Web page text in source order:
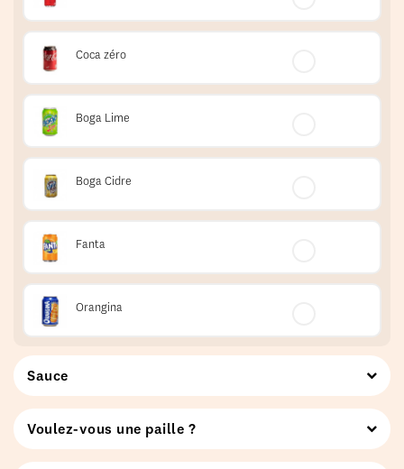
Coca zéro
Boga Lime
Boga Cidre
Fanta
Orangina
Sauce
Voulez-vous une paille ?